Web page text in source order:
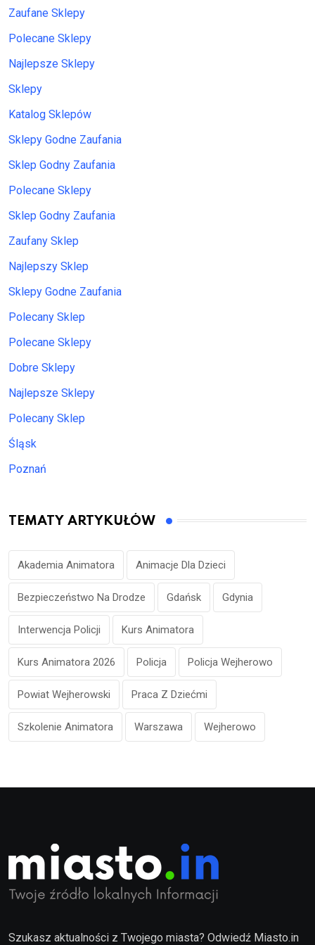
Zaufane Sklepy
Polecane Sklepy
Najlepsze Sklepy
Sklepy
Katalog Sklepów
Sklepy Godne Zaufania
Sklep Godny Zaufania
Polecane Sklepy
Sklep Godny Zaufania
Zaufany Sklep
Najlepszy Sklep
Sklepy Godne Zaufania
Polecany Sklep
Polecane Sklepy
Dobre Sklepy
Najlepsze Sklepy
Polecany Sklep
Śląsk
Poznań
TEMATY ARTYKUŁÓW
Akademia Animatora Animacje Dla Dzieci
Bezpieczeństwo Na Drodze Gdańsk Gdynia
Interwencja Policji Kurs Animatora
Kurs Animatora 2026 Policja Policja Wejherowo
Powiat Wejherowski Praca Z Dziećmi
Szkolenie Animatora Warszawa Wejherowo
Szukasz aktualności z Twojego miasta? Odwiedź Miasto.in